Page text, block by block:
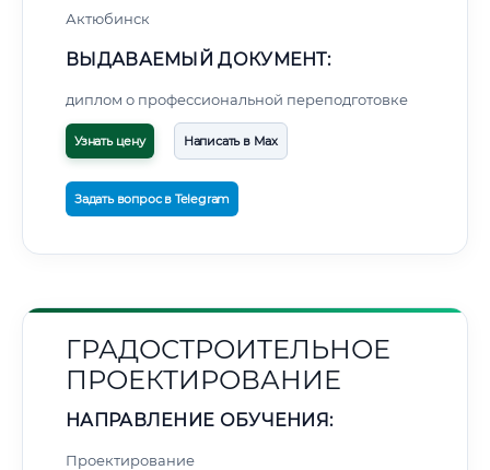
Актюбинск
ВЫДАВАЕМЫЙ ДОКУМЕНТ:
диплом о профессиональной переподготовке
Узнать цену Написать в Max
Задать вопрос в Telegram
ГРАДОСТРОИТЕЛЬНОЕ
ПРОЕКТИРОВАНИЕ
НАПРАВЛЕНИЕ ОБУЧЕНИЯ:
Проектирование